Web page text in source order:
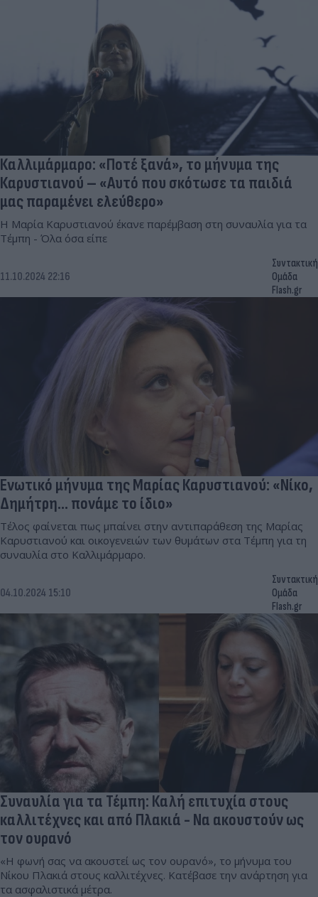
Καλλιμάρμαρο: «Ποτέ ξανά», το μήνυμα της
Καρυστιανού – «Αυτό που σκότωσε τα παιδιά
μας παραμένει ελεύθερο»
Η Μαρία Καρυστιανού έκανε παρέμβαση στη συναυλία για τα
Τέμπη - Όλα όσα είπε
11.10.2024 22:16
Συντακτική
Ομάδα
Flash.gr
Ενωτικό μήνυμα της Μαρίας Καρυστιανού: «Νίκο,
Δημήτρη... πονάμε το ίδιο»
Τέλος φαίνεται πως μπαίνει στην αντιπαράθεση της Μαρίας
Καρυστιανού και οικογενειών των θυμάτων στα Τέμπη για τη
συναυλία στο Καλλιμάρμαρο.
04.10.2024 15:10
Συντακτική
Ομάδα
Flash.gr
Συναυλία για τα Τέμπη: Καλή επιτυχία στους
καλλιτέχνες και από Πλακιά - Να ακουστούν ως
τον ουρανό
«Η φωνή σας να ακουστεί ως τον ουρανό», το μήνυμα του
Νίκου Πλακιά στους καλλιτέχνες. Κατέβασε την ανάρτηση για
τα ασφαλιστικά μέτρα.